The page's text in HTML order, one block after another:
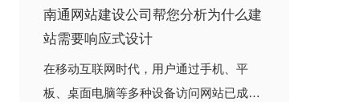
委、统战部部长王小红出席会议并讲话。
全市网络界代表人士齐聚一堂
南通网站建设公司帮您分析为什么建
站需要响应式设计
在移动互联网时代，用户通过手机、平
板、桌面电脑等多种设备访问网站已成为